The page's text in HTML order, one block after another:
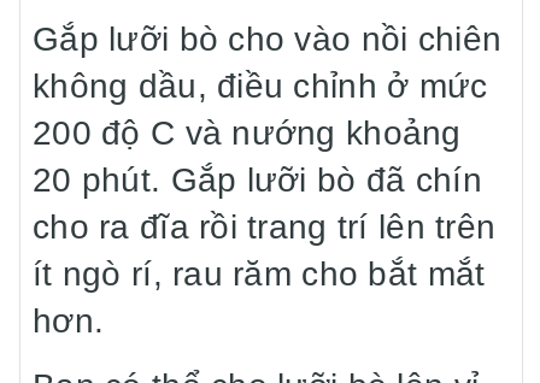
Gắp lưỡi bò cho vào nồi chiên
không dầu, điều chỉnh ở mức
200 độ C và nướng khoảng
20 phút. Gắp lưỡi bò đã chín
cho ra đĩa rồi trang trí lên trên
ít ngò rí, rau răm cho bắt mắt
hơn.